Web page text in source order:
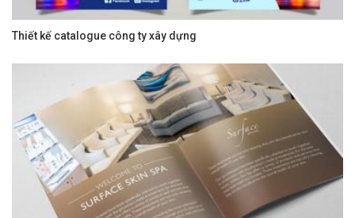
Thiết kế catalogue công ty xây dựng